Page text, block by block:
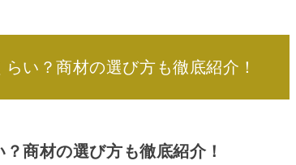
い？商材の選び方も徹底紹介！
商材の選び方も徹底紹介！